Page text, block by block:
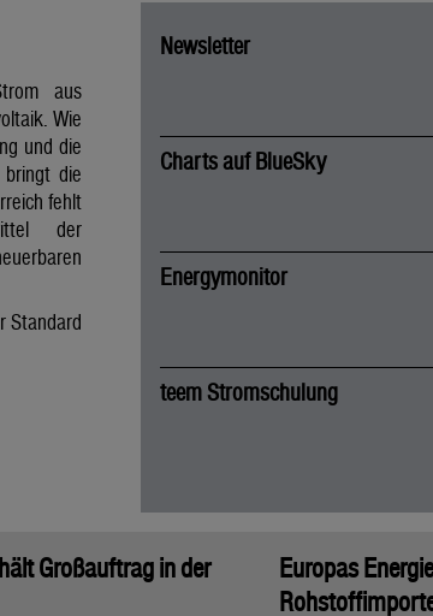
aus
Wie
und die
die
fehlt
der
Standard
Newsletter
Charts auf BlueSky
Energymonitor
teem Stromschulung
Großauftrag in der
Europas